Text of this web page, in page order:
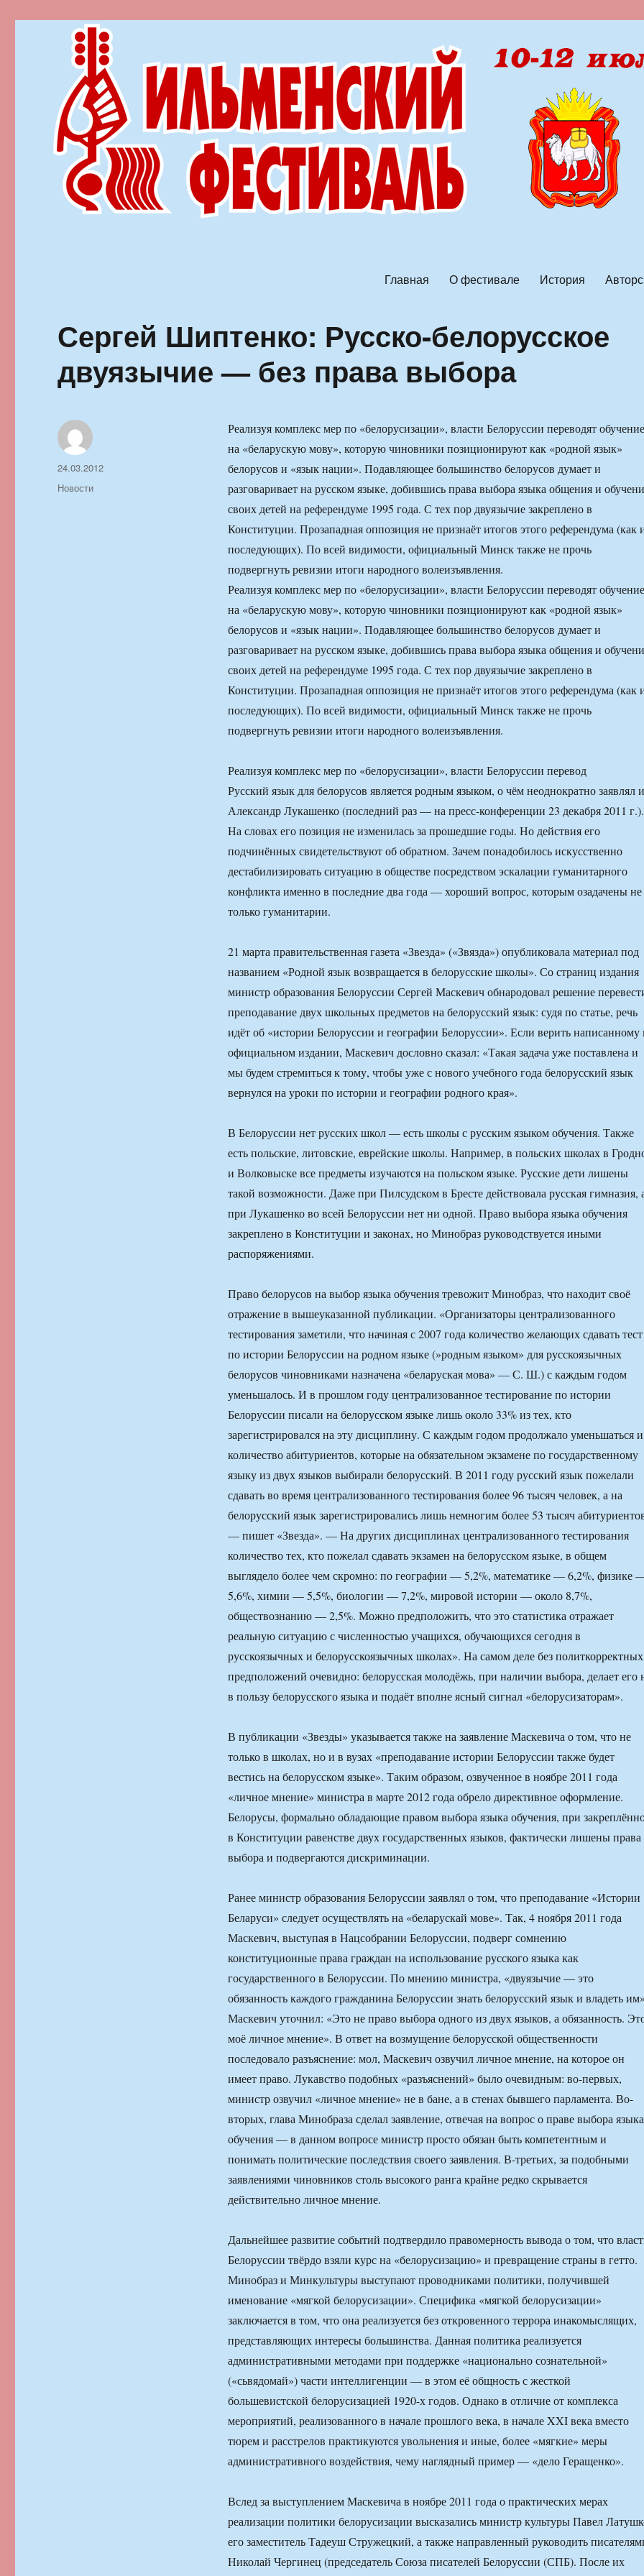
Главная О фестивале История
Сергей Шиптенко: Русско-белорусское
двуязычие — без права выбора
Реализуя комплекс мер по «белорусизации», власти Белоруссии переводят обучение
на «беларускую мову», которую чиновники позиционируют как «родной язык»
белорусов и «язык нации». Подавляющее большинство белорусов думает и
разговаривает на русском языке, добившись права выбора языка общения и
своих детей на референдуме 1995 года. С тех пор двуязычие закреплено в
Конституции. Прозападная оппозиция не признаёт итогов этого референдума (как
последующих). По всей видимости, официальный Минск также не прочь
подвергнуть ревизии итоги народного волеизъявления.
Реализуя комплекс мер по «белорусизации», власти Белоруссии переводят обучение
на «беларускую мову», которую чиновники позиционируют как «родной язык»
белорусов и «язык нации». Подавляющее большинство белорусов думает и
разговаривает на русском языке, добившись права выбора языка общения и
своих детей на референдуме 1995 года. С тех пор двуязычие закреплено в
Конституции. Прозападная оппозиция не признаёт итогов этого референдума (как
последующих). По всей видимости, официальный Минск также не прочь
подвергнуть ревизии итоги народного волеизъявления.
Реализуя комплекс мер по «белорусизации», власти Белоруссии перевод
Русский язык для белорусов является родным языком, о чём неоднократно заявлял и
Александр Лукашенко (последний раз — на пресс-конференции 23 декабря 2011 г.).
На словах его позиция не изменилась за прошедшие годы. Но действия его
подчинённых свидетельствуют об обратном. Зачем понадобилось искусственно
дестабилизировать ситуацию в обществе посредством эскалации гуманитарного
конфликта именно в последние два года — хороший вопрос, которым озадачены не
только гуманитарии.
21 марта правительственная газета «Звезда» («Звязда») опубликовала материал под
названием «Родной язык возвращается в белорусские школы». Со страниц издания
министр образования Белоруссии Сергей Маскевич обнародовал решение
преподавание двух школьных предметов на белорусский язык: судя по статье, речь
идёт об «истории Белоруссии и географии Белоруссии». Если верить написанному
официальном издании, Маскевич дословно сказал: «Такая задача уже поставлена и
мы будем стремиться к тому, чтобы уже с нового учебного года белорусский язык
вернулся на уроки по истории и географии родного края».
В Белоруссии нет русских школ — есть школы с русским языком обучения. Также
есть польские, литовские, еврейские школы. Например, в польских школах в
и Волковыске все предметы изучаются на польском языке. Русские дети лишены
такой возможности. Даже при Пилсудском в Бресте действовала русская гимназия,
при Лукашенко во всей Белоруссии нет ни одной. Право выбора языка обучения
закреплено в Конституции и законах, но Минобраз руководствуется иными
распоряжениями.
Право белорусов на выбор языка обучения тревожит Минобраз, что находит своё
отражение в вышеуказанной публикации. «Организаторы централизованного
тестирования заметили, что начиная с 2007 года количество желающих сдавать тест
по истории Белоруссии на родном языке (»родным языком» для русскоязычных
белорусов чиновниками назначена «беларуская мова» — С. Ш.) с каждым годом
уменьшалось. И в прошлом году централизованное тестирование по истории
Белоруссии писали на белорусском языке лишь около 33% из тех, кто
зарегистрировался на эту дисциплину. С каждым годом продолжало уменьшаться и
количество абитуриентов, которые на обязательном экзамене по государственному
языку из двух языков выбирали белорусский. В 2011 году русский язык пожелали
сдавать во время централизованного тестирования более 96 тысяч человек, а на
белорусский язык зарегистрировались лишь немногим более 53 тысяч
— пишет «Звезда». — На других дисциплинах централизованного тестирования
количество тех, кто пожелал сдавать экзамен на белорусском языке, в общем
выглядело более чем скромно: по географии — 5,2%, математике — 6,2%, физике
5,6%, химии — 5,5%, биологии — 7,2%, мировой истории — около 8,7%,
обществознанию — 2,5%. Можно предположить, что это статистика отражает
реальную ситуацию с численностью учащихся, обучающихся сегодня в
русскоязычных и белорусскоязычных школах». На самом деле без политкорректных
предположений очевидно: белорусская молодёжь, при наличии выбора, делает его
в пользу белорусского языка и подаёт вполне ясный сигнал «белорусизаторам».
В публикации «Звезды» указывается также на заявление Маскевича о том, что не
только в школах, но и в вузах «преподавание истории Белоруссии также будет
вестись на белорусском языке». Таким образом, озвученное в ноябре 2011 года
«личное мнение» министра в марте 2012 года обрело директивное оформление.
Белорусы, формально обладающие правом выбора языка обучения, при
в Конституции равенстве двух государственных языков, фактически лишены права
выбора и подвергаются дискриминации.
Ранее министр образования Белоруссии заявлял о том, что преподавание «Истории
Беларуси» следует осуществлять на «беларускай мове». Так, 4 ноября 2011 года
Маскевич, выступая в Нацсобрании Белоруссии, подверг сомнению
конституционные права граждан на использование русского языка как
государственного в Белоруссии. По мнению министра, «двуязычие — это
обязанность каждого гражданина Белоруссии знать белорусский язык и владеть
Маскевич уточнил: «Это не право выбора одного из двух языков, а обязанность.
моё личное мнение». В ответ на возмущение белорусской общественности
последовало разъяснение: мол, Маскевич озвучил личное мнение, на которое он
имеет право. Лукавство подобных «разъяснений» было очевидным: во-первых,
министр озвучил «личное мнение» не в бане, а в стенах бывшего парламента. Во-
вторых, глава Минобраза сделал заявление, отвечая на вопрос о праве выбора языка
обучения — в данном вопросе министр просто обязан быть компетентным и
понимать политические последствия своего заявления. В-третьих, за подобными
заявлениями чиновников столь высокого ранга крайне редко скрывается
действительно личное мнение.
Дальнейшее развитие событий подтвердило правомерность вывода о том, что
Белоруссии твёрдо взяли курс на «белорусизацию» и превращение страны в гетто.
Минобраз и Минкультуры выступают проводниками политики, получившей
именование «мягкой белорусизации». Специфика «мягкой белорусизации»
заключается в том, что она реализуется без откровенного террора инакомыслящих,
представляющих интересы большинства. Данная политика реализуется
административными методами при поддержке «национально сознательной»
(«сьвядомай») части интеллигенции — в этом её общность с жесткой
большевистской белорусизацией 1920-х годов. Однако в отличие от комплекса
мероприятий, реализованного в начале прошлого века, в начале XXI века вместо
тюрем и расстрелов практикуются увольнения и иные, более «мягкие» меры
административного воздействия, чему наглядный пример — «дело Геращенко».
Вслед за выступлением Маскевича в ноябре 2011 года о практических мерах
реализации политики белорусизации высказались министр культуры Павел
его заместитель Тадеуш Стружецкий, а также направленный руководить
Николай Чергинец (председатель Союза писателей Белоруссии (СПБ). После их
Автор
Опубликовано
24.03.2012
Рубрики
Новости